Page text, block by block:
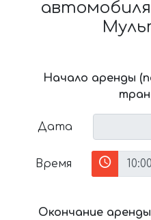
автомобиля
Начало аренды
Дата
Время
Окончание